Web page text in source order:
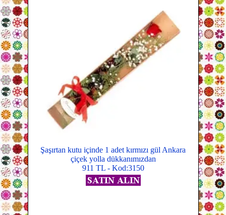
Şaşırtan kutu içinde 1 adet kırmızı gül Ankara
çiçek yolla dükkanımızdan
911 TL - Kod:3150